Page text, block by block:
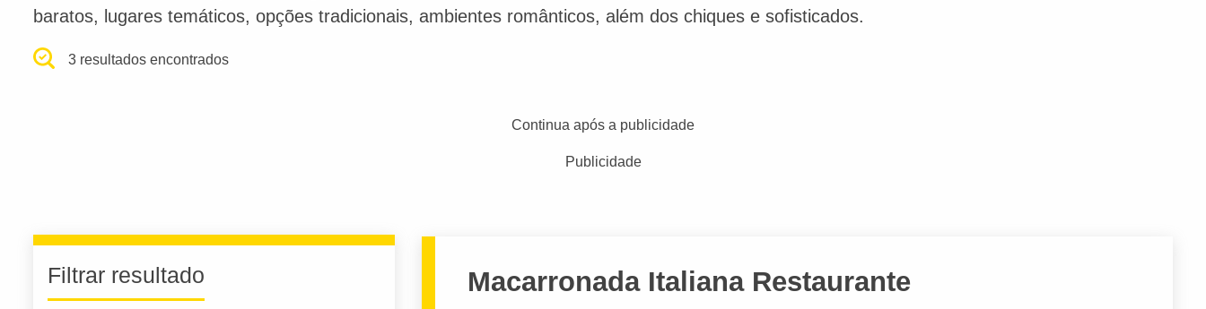
baratos, lugares temáticos, opções tradicionais, ambientes românticos, além dos chiques e sofisticados.
3 resultados encontrados
Continua após a publicidade
Publicidade
Filtrar resultado Macarronada Italiana Restaurante